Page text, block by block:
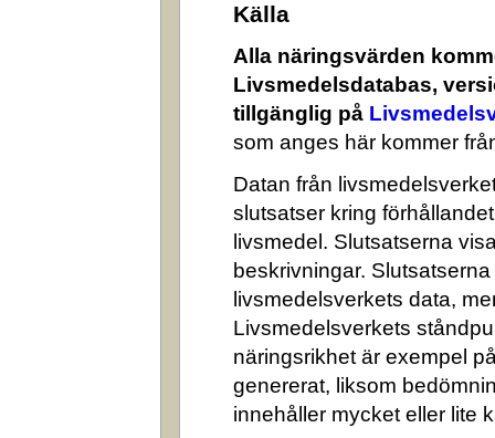
Källa
Alla näringsvärden
Livsmedelsdatabas,
tillgänglig på
som anges här kommer
Datan från
slutsatser kring
livsmedel. Slutsatserna
beskrivningar.
livsmedelsverkets data,
Livsmedelsverkets
näringsrikhet är exempel
genererat, liksom
innehåller mycket eller lite